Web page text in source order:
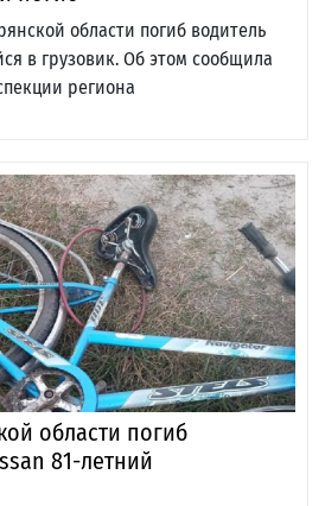
области погиб водитель
в грузовик. Об этом сообщила
региона
области погиб
81-летний